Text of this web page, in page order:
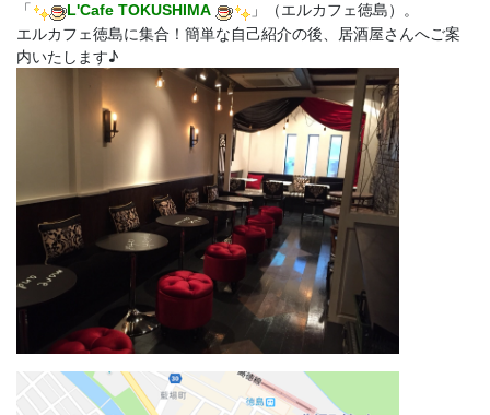
「
L'Cafe TOKUSHIMA 」（エルカフェ徳島）。
エルカフェ徳島に集合！簡単な自己紹介の後、居酒屋さんへご案
内いたします♪